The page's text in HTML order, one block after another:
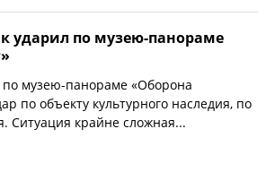
ударил по музею-панораме
по музею-панораме «Оборона
по объекту культурного наследия, по
Ситуация крайне сложная...